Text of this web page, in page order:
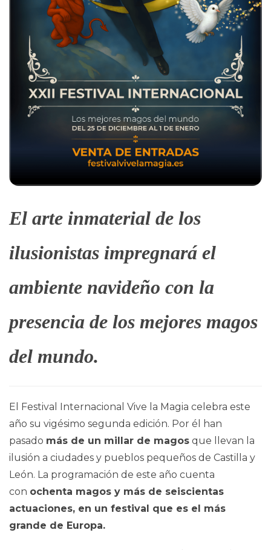
El arte inmaterial de los
ilusionistas impregnará el
ambiente navideño con la
presencia de los mejores magos
del mundo.
El Festival Internacional Vive la Magia celebra este
año su vigésimo segunda edición. Por él han
pasado más de un millar de magos que llevan la
ilusión a ciudades y pueblos pequeños de Castilla y
León. La programación de este año cuenta
con ochenta magos y más de seiscientas
actuaciones, en un festival que es el más
grande de Europa.